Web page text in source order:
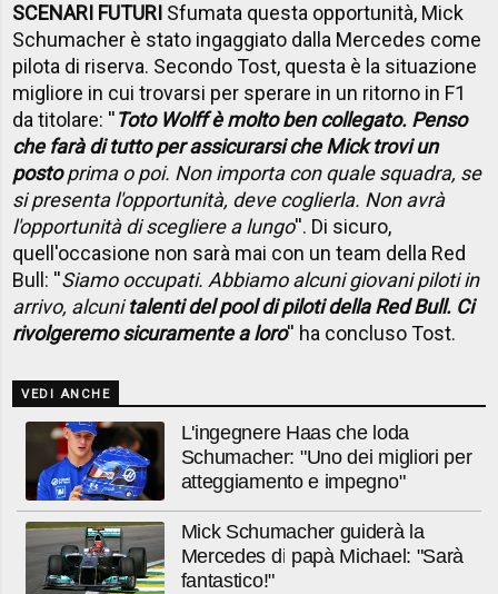
SCENARI FUTURI Sfumata questa opportunità, Mick
Schumacher è stato ingaggiato dalla Mercedes come
pilota di riserva. Secondo Tost, questa è la situazione
migliore in cui trovarsi per sperare in un ritorno in F1
da titolare: ''Toto Wolff è molto ben collegato. Penso
che farà di tutto per assicurarsi che Mick trovi un
postoprima o poi. Non importa con quale squadra, se
si presenta l'opportunità, deve coglierla. Non avrà
l'opportunità di scegliere a lungo''. Di sicuro,
quell'occasione non sarà mai con un team della Red
Bull: ''Siamo occupati. Abbiamo alcuni giovani piloti in
arrivo, alcunitalenti del pool di piloti della Red Bull. Ci
rivolgeremo sicuramente a loro'' ha concluso Tost.
VEDI ANCHE
L'ingegnere Haas che loda
Schumacher: "Uno dei migliori per
atteggiamento e impegno"
Mick Schumacher guiderà la
Mercedes di papà Michael: "Sarà
fantastico!"